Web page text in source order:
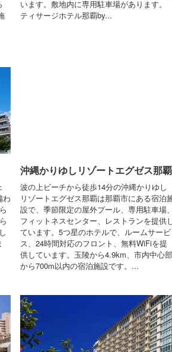
います。敷地内に専用駐車場があります。
ティサージホテル那覇by...
わ
沖縄かりゆしリゾートエグゼス那覇
波の上ビーチから徒歩14分の沖縄かりゆし
リゾートエグゼス那覇は那覇市にある宿泊
設で、季節限定の屋外プール、専用駐車場
フィットネスセンター、レストランを提供
ています。5つ星のホテルで、ルームサービ
ス、24時間対応のフロント、無料WiFiを提
供しています。玉陵から4.9km、市内中心部
から700m以内の宿泊施設です。...